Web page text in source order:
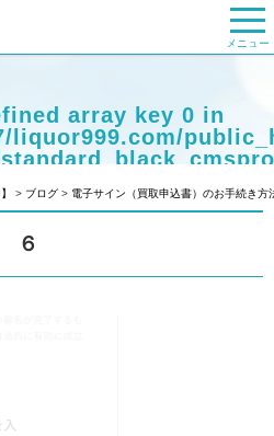
メニュー
array key 0 in
liquor999.com/
on null in
> ブログ > 電子サイン（買取申込書）のお手続き方
６